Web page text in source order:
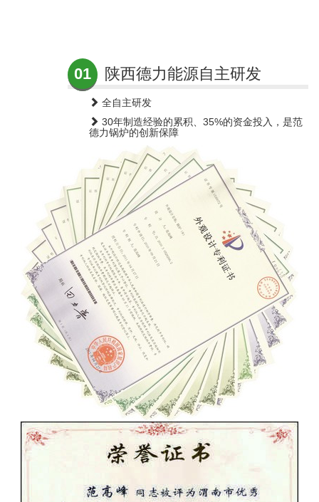
01 陕西德力能源自主研发
全自主研发
30年制造经验的累积、35%的资金投入，是范
德力锅炉的创新保障